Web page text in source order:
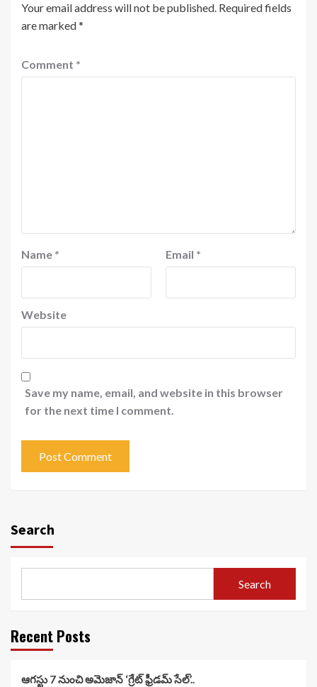
Your email address will not be published. Required fields
are marked*
Comment *
Name * Email *
Website
Save my name, email, and website in this browser
for the next time I comment.
Search
Search
Recent Posts
ఆగస్టు 7 నుంచి అమెజాన్ ‘గ్రేట్ ఫ్రీడమ్ సేల్’..